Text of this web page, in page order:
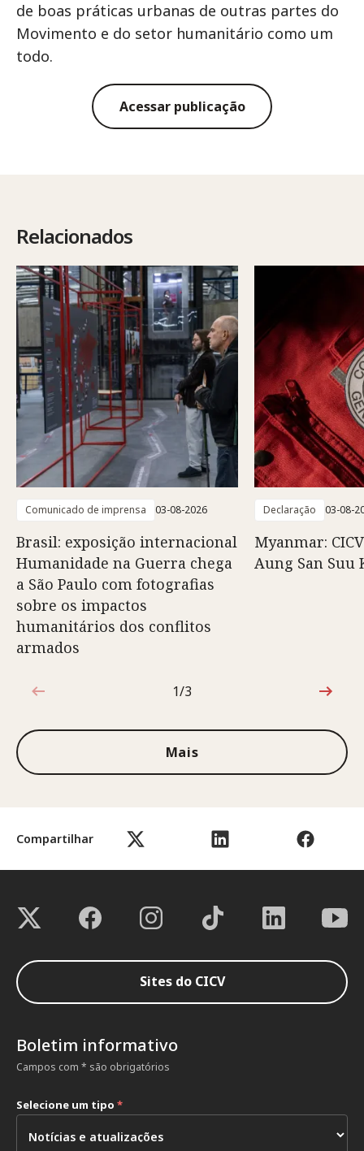
Compartilhar
de boas práticas urbanas de outras partes do
Movimento e do setor humanitário como um
todo.
Acessar publicação
Relacionados
Comunicado de imprensa 03-08-2026
Brasil: exposição internacional
Humanidade na Guerra chega
a São Paulo com fotografias
sobre os impactos
humanitários dos conflitos
armados
Declaração 03-08-
Myanmar:
Aung San Suu
1 de 3
1/3
Mais
Sites do CICV
Boletim informativo
Campos com * são obrigatórios
Selecione um tipo *